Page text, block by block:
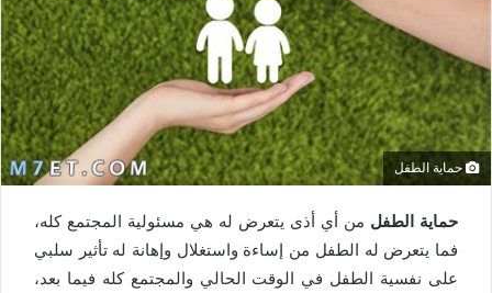
حماية الطفل
حماية الطفل من أي أذى يتعرض له هي مسئولية المجتمع كله،
فما يتعرض له الطفل من إساءة واستغلال وإهانة له تأثير سلبي
على نفسية الطفل في الوقت الحالي والمجتمع كله فيما بعد،